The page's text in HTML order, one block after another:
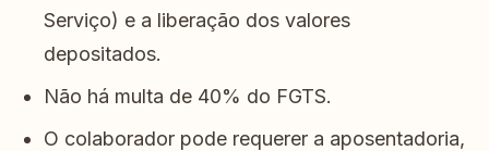
Serviço) e a liberação dos valores
depositados.
Não há multa de 40% do FGTS.
O colaborador pode requerer a aposentadoria,